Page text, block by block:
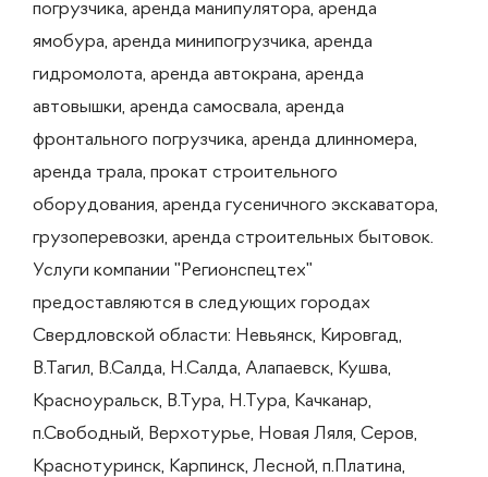
погрузчика, аренда манипулятора, аренда
ямобура, аренда минипогрузчика, аренда
гидромолота, аренда автокрана, аренда
автовышки, аренда самосвала, аренда
фронтального погрузчика, аренда длинномера,
аренда трала, прокат строительного
оборудования, аренда гусеничного экскаватора,
грузоперевозки, аренда строительных бытовок.
Услуги компании "Регионспецтех"
предоставляются в следующих городах
Свердловской области: Невьянск, Кировгад,
В.Тагил, В.Салда, Н.Салда, Алапаевск, Кушва,
Красноуральск, В.Тура, Н.Тура, Качканар,
п.Свободный, Верхотурье, Новая Ляля, Серов,
Краснотуринск, Карпинск, Лесной, п.Платина,